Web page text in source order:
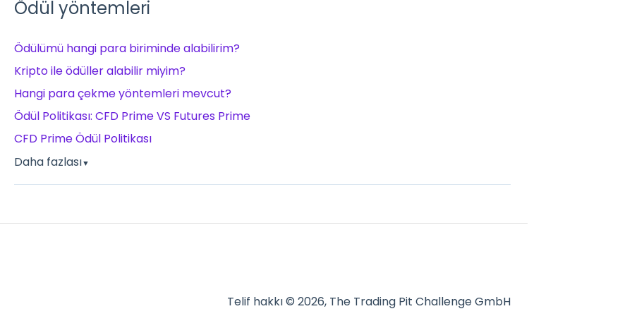
Ödül yöntemleri
Ödülümü hangi para biriminde alabilirim?
Kripto ile ödüller alabilir miyim?
Hangi para çekme yöntemleri mevcut?
Ödül Politikası: CFD Prime VS Futures Prime
CFD Prime Ödül Politikası
Daha fazlası▼
Telif hakkı © 2026, The Trading Pit Challenge GmbH